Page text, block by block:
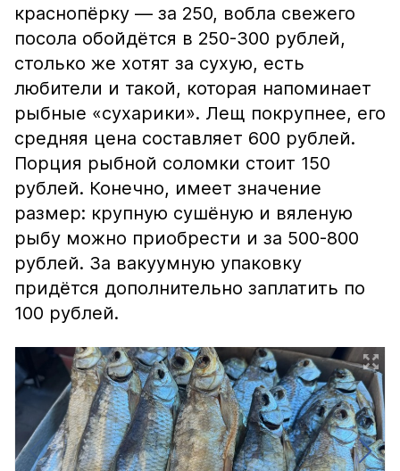
краснопёрку — за 250, вобла свежего
посола обойдётся в 250-300 рублей,
столько же хотят за сухую, есть
любители и такой, которая напоминает
рыбные «сухарики». Лещ покрупнее, его
средняя цена составляет 600 рублей.
Порция рыбной соломки стоит 150
рублей. Конечно, имеет значение
размер: крупную сушёную и вяленую
рыбу можно приобрести и за 500-800
рублей. За вакуумную упаковку
придётся дополнительно заплатить по
100 рублей.